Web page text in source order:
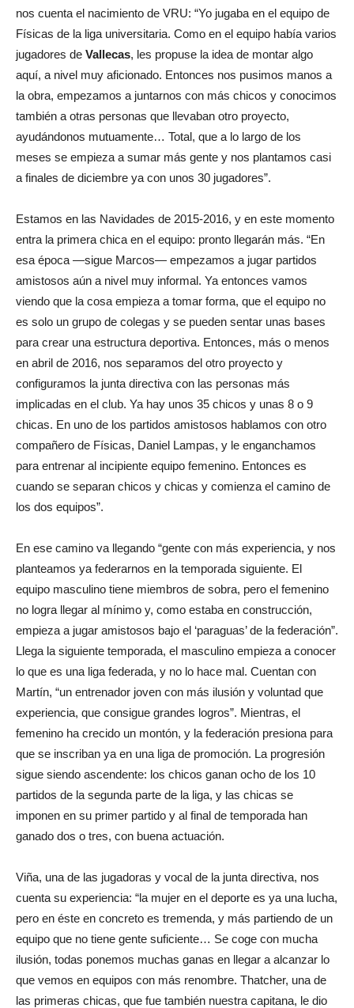
nos cuenta el nacimiento de VRU: “Yo jugaba en el equipo de
Físicas de la liga universitaria. Como en el equipo había varios
jugadores de Vallecas, les propuse la idea de montar algo
aquí, a nivel muy aficionado. Entonces nos pusimos manos a
la obra, empezamos a juntarnos con más chicos y conocimos
también a otras personas que llevaban otro proyecto,
ayudándonos mutuamente… Total, que a lo largo de los
meses se empieza a sumar más gente y nos plantamos casi
a finales de diciembre ya con unos 30 jugadores”.
Estamos en las Navidades de 2015-2016, y en este momento
entra la primera chica en el equipo: pronto llegarán más. “En
esa época —sigue Marcos— empezamos a jugar partidos
amistosos aún a nivel muy informal. Ya entonces vamos
viendo que la cosa empieza a tomar forma, que el equipo no
es solo un grupo de colegas y se pueden sentar unas bases
para crear una estructura deportiva. Entonces, más o menos
en abril de 2016, nos separamos del otro proyecto y
configuramos la junta directiva con las personas más
implicadas en el club. Ya hay unos 35 chicos y unas 8 o 9
chicas. En uno de los partidos amistosos hablamos con otro
compañero de Físicas, Daniel Lampas, y le enganchamos
para entrenar al incipiente equipo femenino. Entonces es
cuando se separan chicos y chicas y comienza el camino de
los dos equipos”.
En ese camino va llegando “gente con más experiencia, y nos
planteamos ya federarnos en la temporada siguiente. El
equipo masculino tiene miembros de sobra, pero el femenino
no logra llegar al mínimo y, como estaba en construcción,
empieza a jugar amistosos bajo el ‘paraguas’ de la federación”.
Llega la siguiente temporada, el masculino empieza a conocer
lo que es una liga federada, y no lo hace mal. Cuentan con
Martín, “un entrenador joven con más ilusión y voluntad que
experiencia, que consigue grandes logros”. Mientras, el
femenino ha crecido un montón, y la federación presiona para
que se inscriban ya en una liga de promoción. La progresión
sigue siendo ascendente: los chicos ganan ocho de los 10
partidos de la segunda parte de la liga, y las chicas se
imponen en su primer partido y al final de temporada han
ganado dos o tres, con buena actuación.
Viña, una de las jugadoras y vocal de la junta directiva, nos
cuenta su experiencia: “la mujer en el deporte es ya una lucha,
pero en éste en concreto es tremenda, y más partiendo de un
equipo que no tiene gente suficiente… Se coge con mucha
ilusión, todas ponemos muchas ganas en llegar a alcanzar lo
que vemos en equipos con más renombre. Thatcher, una de
las primeras chicas, que fue también nuestra capitana, le dio